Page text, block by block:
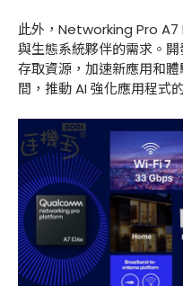
此外，Networking Pro A7
與生態系統夥伴的需求。
存取資源，加速新應用和
間，推動 AI 強化應用程式